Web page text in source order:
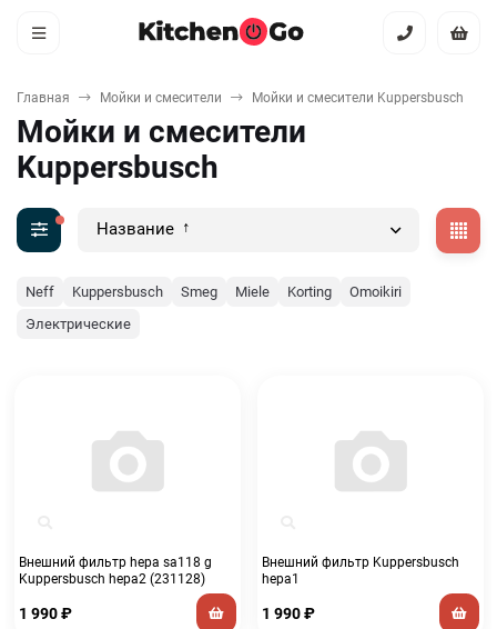
Главная Мойки и смесители Мойки и смесители Kuppersbusch
Мойки и смесители
Kuppersbusch
Название
Neff Kuppersbusch Smeg Miele Korting
Omoikiri
Электрические
Внешний фильтр hepa sa118 g
Kuppersbusch hepa2 (231128)
1 990₽
Внешний фильтр Kuppersbusch
hepa1
1 990₽